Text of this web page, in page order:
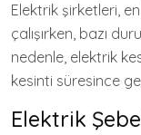
Elektrik şirketleri,
çalışırken, bazı
nedenle, elektrik
kesinti süresince
Elektrik